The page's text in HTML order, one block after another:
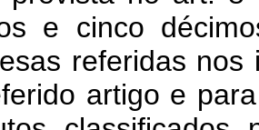
e cinco
referidas
artigo e